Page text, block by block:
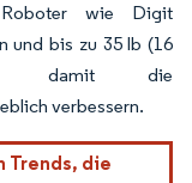
Roboter wie Digit
und bis zu 35 lb (16
damit die
verbessern.
Trends, die